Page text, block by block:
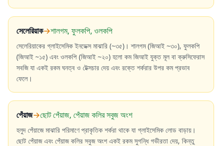
সেলেরিয়াক→শালগম, ফুলকপি, ওলকপি
সেলেরিয়াকের গ্লাইসেমিক ইনডেক্স মাঝারি (~৩৫)। শালগম (জিআই ~৩০), ফুলকপি
(জিআই ~১৫) এবং ওলকপি (জিআই ~২০) হলো কম জিআই যুক্ত মূল বা ক্রুসিফেরাস
সবজি যা একই রকম ঘনত্ব ও টেক্সচার দেয় এবং রক্তে শর্করার উপর কম প্রভাব
ফেলে।
পেঁয়াজ→ছোট পেঁয়াজ, পেঁয়াজ কলির সবুজ অংশ
হলুদ পেঁয়াজে মাঝারি পরিমাণে প্রাকৃতিক শর্করা থাকে যা গ্লাইসেমিক লোড বাড়ায়।
ছোট পেঁয়াজ এবং পেঁয়াজ কলির সবুজ অংশ একই রকম সুগন্ধি গভীরতা দেয়, কিন্তু